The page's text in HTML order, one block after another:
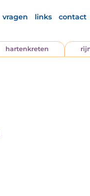
vragen links contact
hartenkreten